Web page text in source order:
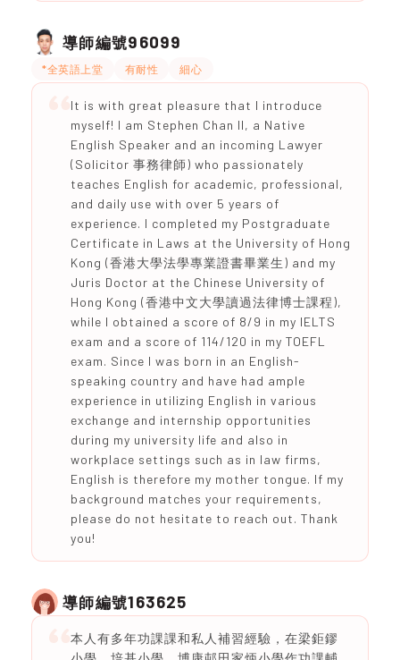
導師編號96099
*全英語上堂 有耐性 細心
It is with great pleasure that I introduce
myself! I am Stephen Chan II, a Native
English Speaker and an incoming Lawyer
(Solicitor 事務律師) who passionately
teaches English for academic, professional,
and daily use with over 5 years of
experience. I completed my Postgraduate
Certificate in Laws at the University of Hong
Kong (香港大學法學專業證書畢業生) and my
Juris Doctor at the Chinese University of
Hong Kong (香港中文大學讀過法律博士課程),
while I obtained a score of 8/9 in my IELTS
exam and a score of 114/120 in my TOEFL
exam. Since I was born in an English-
speaking country and have had ample
experience in utilizing English in various
exchange and internship opportunities
during my university life and also in
workplace settings such as in law firms,
English is therefore my mother tongue. If my
background matches your requirements,
please do not hesitate to reach out. Thank
you!
導師編號163625
本人有多年功課課和私人補習經驗，在梁鉅鏐